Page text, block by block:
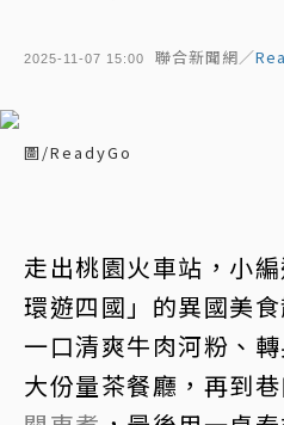
2025-11-07 15:00 聯合新聞網／
圖/ReadyGo
走出桃園火車站，小
環遊四國」的異國美
一口清爽牛肉河粉、
大份量茶餐廳，再到